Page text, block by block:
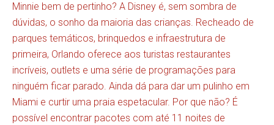
Minnie bem de pertinho? A Disney é, sem sombra de
dúvidas, o sonho da maioria das crianças. Recheado de
parques temáticos, brinquedos e infraestrutura de
primeira, Orlando oferece aos turistas restaurantes
incríveis, outlets e uma série de programações para
ninguém ficar parado. Ainda dá para dar um pulinho em
Miami e curtir uma praia espetacular. Por que não? É
possível encontrar pacotes com até 11 noites de